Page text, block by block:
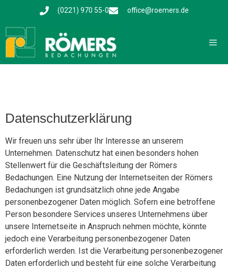
(0221) 970 55-0 office@roemers.de
Datenschutzerklärung
Wir freuen uns sehr über Ihr Interesse an unserem
Unternehmen. Datenschutz hat einen besonders hohen
Stellenwert für die Geschäftsleitung der Römers
Bedachungen. Eine Nutzung der Internetseiten der Römers
Bedachungen ist grundsätzlich ohne jede Angabe
personenbezogener Daten möglich. Sofern eine betroffene
Person besondere Services unseres Unternehmens über
unsere Internetseite in Anspruch nehmen möchte, könnte
jedoch eine Verarbeitung personenbezogener Daten
erforderlich werden. Ist die Verarbeitung personenbezogener
Daten erforderlich und besteht für eine solche Verarbeitung